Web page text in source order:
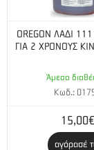
Αλυσίδα/ Λάμα
Ταχύτητα
OREGON ΛΑΔΙ
ΓΙΑ 2 ΧΡΟΝΟΥΣ
Άμεσα
Κωδ.:
15,00€
αγόρασέ